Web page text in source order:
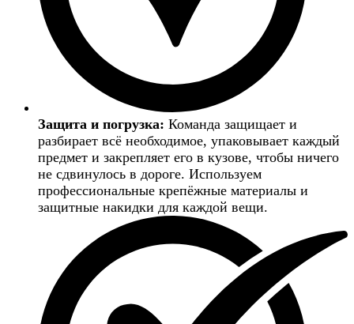
Защита и погрузка: Команда защищает и
разбирает всё необходимое, упаковывает каждый
предмет и закрепляет его в кузове, чтобы ничего
не сдвинулось в дороге. Используем
профессиональные крепёжные материалы и
защитные накидки для каждой вещи.